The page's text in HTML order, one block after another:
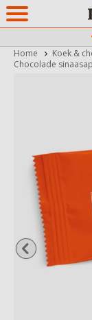
Home Koek &
Chocolade
Biologisch